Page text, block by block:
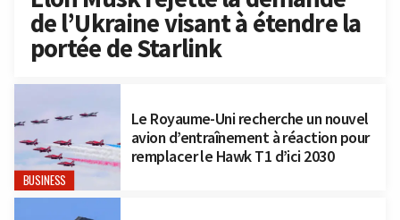
de l’Ukraine visant à étendre la
portée de Starlink
BUSINESS
Le Royaume-Uni recherche un nouvel
avion d’entraînement à réaction pour
remplacer le Hawk T1 d’ici 2030